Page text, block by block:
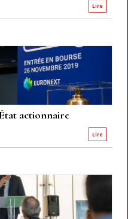
Lire
actionnaire
Lire